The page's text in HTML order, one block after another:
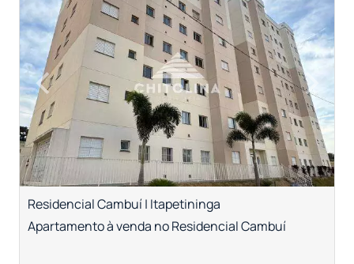
‹Previous ›
Next
Residencial Cambuí | Itapetininga
Apartamento à venda no Residencial Cambuí